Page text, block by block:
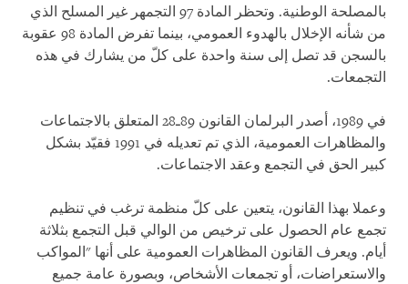
بالمصلحة الوطنية. وتحظر المادة 97 التجمهر غير المسلح الذي
من شأنه الإخلال بالهدوء العمومي، بينما تفرض المادة 98 عقوبة
بالسجن قد تصل إلى سنة واحدة على كلّ من يشارك في هذه
التجمعات.
في 1989، أصدر البرلمان القانون 89ـ28 المتعلق بالاجتماعات
والمظاهرات العمومية، الذي تم تعديله في 1991 فقيّد بشكل
كبير الحق في التجمع وعقد الاجتماعات.
وعملا بهذا القانون، يتعين على كلّ منظمة ترغب في تنظيم
تجمع عام الحصول على ترخيص من الوالي قبل التجمع بثلاثة
أيام. ويعرف القانون المظاهرات العمومية على أنها "المواكب
والاستعراضات، أو تجمعات الأشخاص، وبصورة عامة جميع